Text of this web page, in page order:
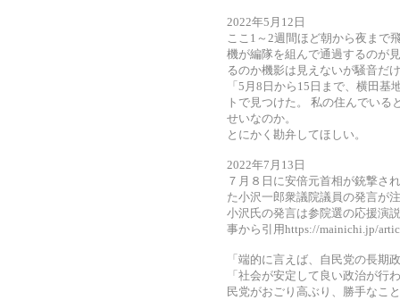
2022年5月12日
ここ1～2週間ほど朝から夜まで
機が編隊を組んで通過するのが
るのか機影は見えないが騒音だ
「5月8日から15日まで、横田
トで見つけた。 私の住んでい
せいなのか。
とにかく勘弁してほしい。
2022年7月13日
７月８日に安倍元首相が銃撃さ
た小沢一郎衆議院議員の発言が
小沢氏の発言は参院選の応援演
事から引用https://mainichi.jp/
「端的に言えば、自民党の長期
「社会が安定して良い政治が行
民党がおごり高ぶり、勝手なこ